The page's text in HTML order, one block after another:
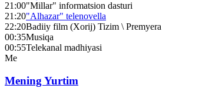
21:00"Millar" informatsion dasturi
21:20"Alhazar" telenovella
22:20Badiiy film (Xorij) Tizim \ Premyera
00:35Musiqa
00:55Telekanal madhiyasi
Me
Mening Yurtim